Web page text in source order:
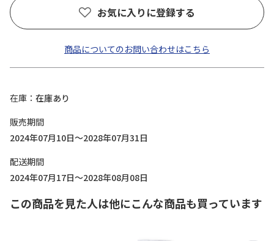
お気に入りに登録する
商品についてのお問い合わせはこちら
在庫
在庫あり
販売期間
2024年07月10日～2028年07月31日
配送期間
2024年07月17日～2028年08月08日
この商品を見た人は他にこんな商品も買っています